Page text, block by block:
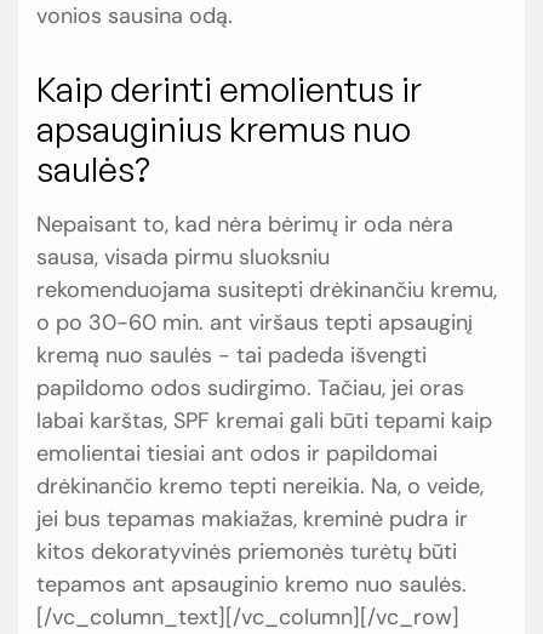
vonios sausina odą.
Kaip derinti emolientus ir
apsauginius kremus nuo
saulės?
Nepaisant to, kad nėra bėrimų ir oda nėra
sausa, visada pirmu sluoksniu
rekomenduojama susitepti drėkinančiu kremu,
o po 30-60 min. ant viršaus tepti apsauginį
kremą nuo saulės - tai padeda išvengti
papildomo odos sudirgimo. Tačiau, jei oras
labai karštas, SPF kremai gali būti tepami kaip
emolientai tiesiai ant odos ir papildomai
drėkinančio kremo tepti nereikia. Na, o veide,
jei bus tepamas makiažas, kreminė pudra ir
kitos dekoratyvinės priemonės turėtų būti
tepamos ant apsauginio kremo nuo saulės.
[/vc_column_text][/vc_column][/vc_row]